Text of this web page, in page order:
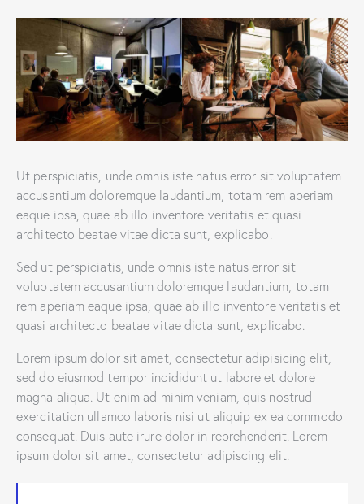
Ut perspiciatis, unde omnis iste natus error sit voluptatem
accusantium doloremque laudantium, totam rem aperiam
eaque ipsa, quae ab illo inventore veritatis et quasi
architecto beatae vitae dicta sunt, explicabo.
Sed ut perspiciatis, unde omnis iste natus error sit
voluptatem accusantium doloremque laudantium, totam
rem aperiam eaque ipsa, quae ab illo inventore veritatis et
quasi architecto beatae vitae dicta sunt, explicabo.
Lorem ipsum dolor sit amet, consectetur adipisicing elit,
sed do eiusmod tempor incididunt ut labore et dolore
magna aliqua. Ut enim ad minim veniam, quis nostrud
exercitation ullamco laboris nisi ut aliquip ex ea commodo
consequat. Duis aute irure dolor in reprehenderit. Lorem
ipsum dolor sit amet, consectetur adipiscing elit.